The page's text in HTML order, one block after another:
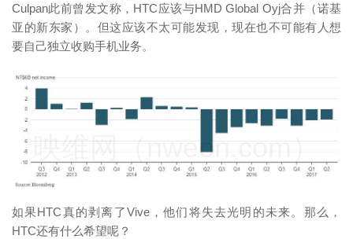
Culpan此前曾发文称，HTC应该与HMD Global Oyj合并（诺基
亚的新东家）。但这应该不太可能发现，现在也不可能有人想
要自己独立收购手机业务。
如果HTC真的剥离了Vive，他们将失去光明的未来。那么，
HTC还有什么希望呢？
映维网（nweon.com）